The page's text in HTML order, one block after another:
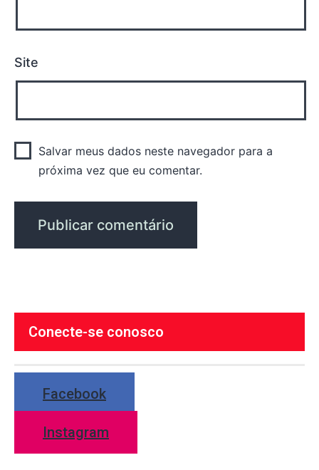
Site
Salvar meus dados neste navegador para a
próxima vez que eu comentar.
Conecte-se conosco
Facebook
Instagram